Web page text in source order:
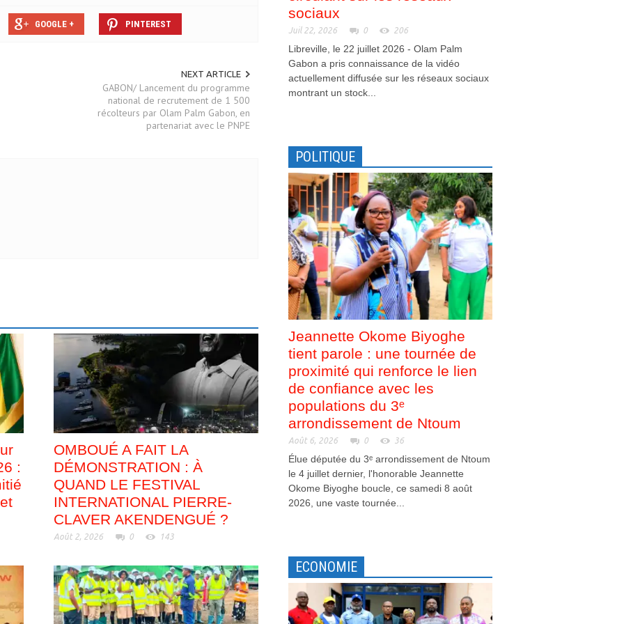
GOOGLE + PINTEREST
NEXT ARTICLE
GABON/ Lancement du programme
national de recrutement de 1 500
récolteurs par Olam Palm Gabon, en
partenariat avec le PNPE
:
OMBOUÉ A FAIT LA
DÉMONSTRATION : À
QUAND LE FESTIVAL
INTERNATIONAL PIERRE-
CLAVER AKENDENGUÉ ?
Août 2, 2026 0 143
sociaux
Juil 22, 2026 0 206
Libreville, le 22 juillet 2026 - Olam Palm
Gabon a pris connaissance de la vidéo
actuellement diffusée sur les réseaux sociaux
montrant un stock...
POLITIQUE
Jeannette Okome Biyoghe
tient parole : une tournée de
proximité qui renforce le lien
de confiance avec les
populations du 3ᵉ
arrondissement de Ntoum
Août 6, 2026 0 36
Élue députée du 3ᵉ arrondissement de Ntoum
le 4 juillet dernier, l'honorable Jeannette
Okome Biyoghe boucle, ce samedi 8 août
2026, une vaste tournée...
ECONOMIE